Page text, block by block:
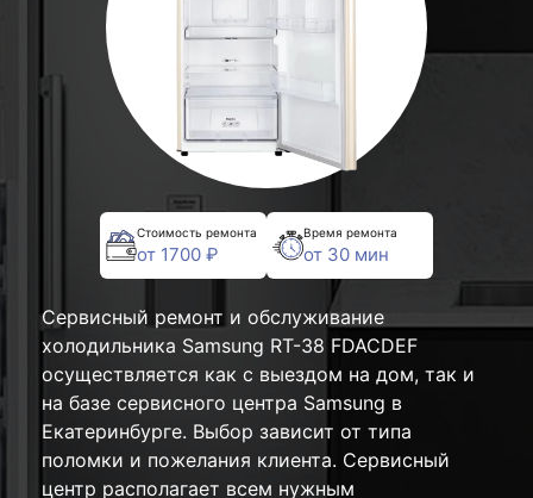
Стоимость ремонта
от 1700 ₽
Время ремонта
от 30 мин
Сервисный ремонт и обслуживание
холодильника Samsung RT-38 FDACDEF
осуществляется как с выездом на дом, так и
на базе сервисного центра Samsung в
Екатеринбурге. Выбор зависит от типа
поломки и пожелания клиента. Сервисный
центр располагает всем нужным